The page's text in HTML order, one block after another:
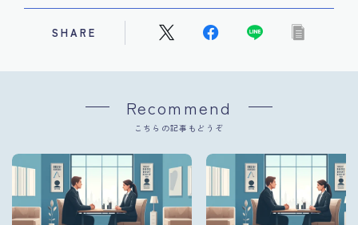
SHARE
Recommend
こちらの記事もどうぞ